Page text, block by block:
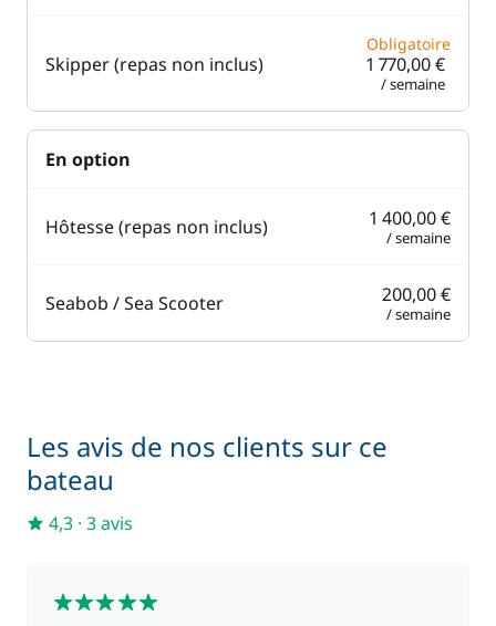
Skipper (repas non inclus)
Obligatoire
1 770,00 €
/ semaine
En option
Hôtesse (repas non inclus) 1 400,00 €
/ semaine
Seabob / Sea Scooter 200,00 €
/ semaine
Les avis de nos clients sur ce
bateau
4,3 · 3 avis